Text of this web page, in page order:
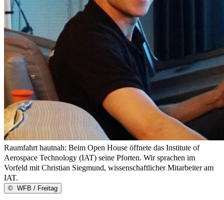
Raumfahrt hautnah: Beim Open House öffnete das Institute of
Aerospace Technology (IAT) seine Pforten. Wir sprachen im
Vorfeld mit Christian Siegmund, wissenschaftlicher Mitarbeiter am
IAT.
© WFB / Freitag